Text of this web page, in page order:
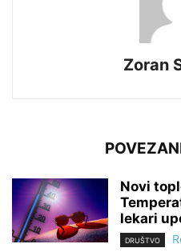
Zoran
Novi
lekari
DRUŠTVO